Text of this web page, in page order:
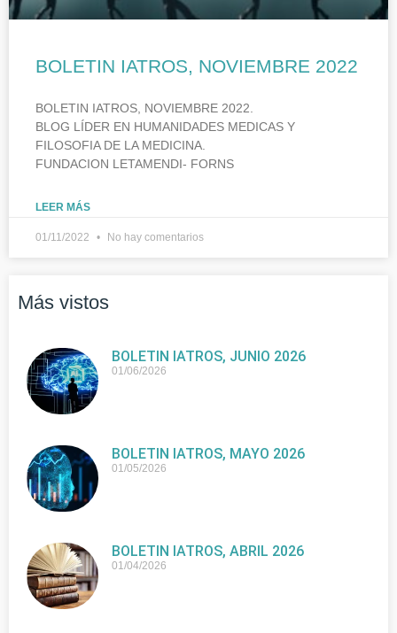
BOLETIN IATROS, NOVIEMBRE 2022
BOLETIN IATROS, NOVIEMBRE 2022.
BLOG LÍDER EN HUMANIDADES MEDICAS Y
FILOSOFIA DE LA MEDICINA.
FUNDACION LETAMENDI- FORNS
LEER MÁS
01/11/2022 No hay comentarios
Más vistos
BOLETIN IATROS, JUNIO 2026
01/06/2026
BOLETIN IATROS, MAYO 2026
01/05/2026
BOLETIN IATROS, ABRIL 2026
01/04/2026